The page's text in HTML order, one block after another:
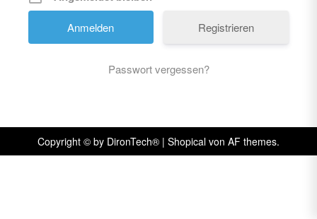
Registrieren
Passwort vergessen?
Copyright © by DironTech® | Shopical von AF themes.